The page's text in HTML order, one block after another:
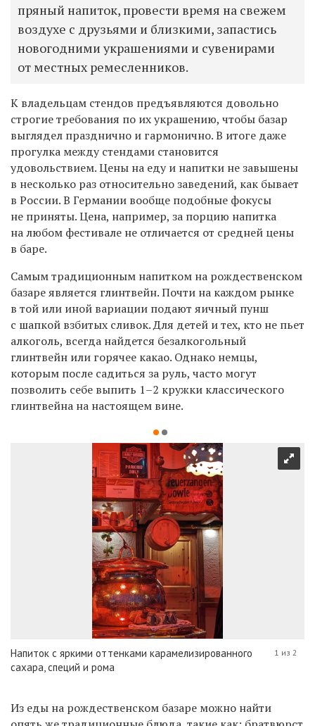
пряный напиток, провести время на свежем
воздухе с друзьями и близкими, запастись
новогодними украшениями и сувенирами
от местных ремесленников.
К владельцам стендов предъявляются довольно
строгие требования по их украшению, чтобы базар
выглядел празднично и гармонично. В итоге даже
прогулка между стендами становится
удовольствием. Цены на еду и напитки не завышены
в несколько раз относительно заведений, как бывает
в России. В Германии вообще подобные фокусы
не приняты. Цена, например, за порцию напитка
на любом фестивале не отличается от средней цены
в баре.
Самым традиционным напитком на рождественском
базаре является глинтвейн.Почти на каждом рынке
в той или иной вариации подают яичный пунш
с шапкой взбитых сливок. Для детей и тех, кто не пьет
алкоголь, всегда найдется безалкогольный
глинтвейн или горячее какао. Однако немцы,
которым после садиться за руль, часто могут
позволить себе выпить 1–2 кружки классического
глинтвейна на настоящем вине.
Напиток с яркими оттенками карамелизированного
сахара, специй и рома
1 из 2
Из еды на рождественском базаре можно найти